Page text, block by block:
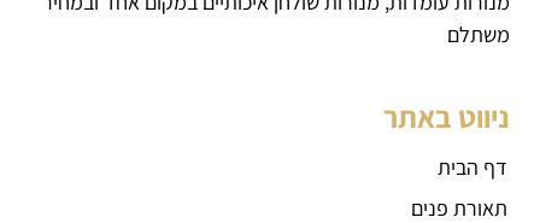
משתלם
ניווט באתר
דף הבית
תאורת פנים